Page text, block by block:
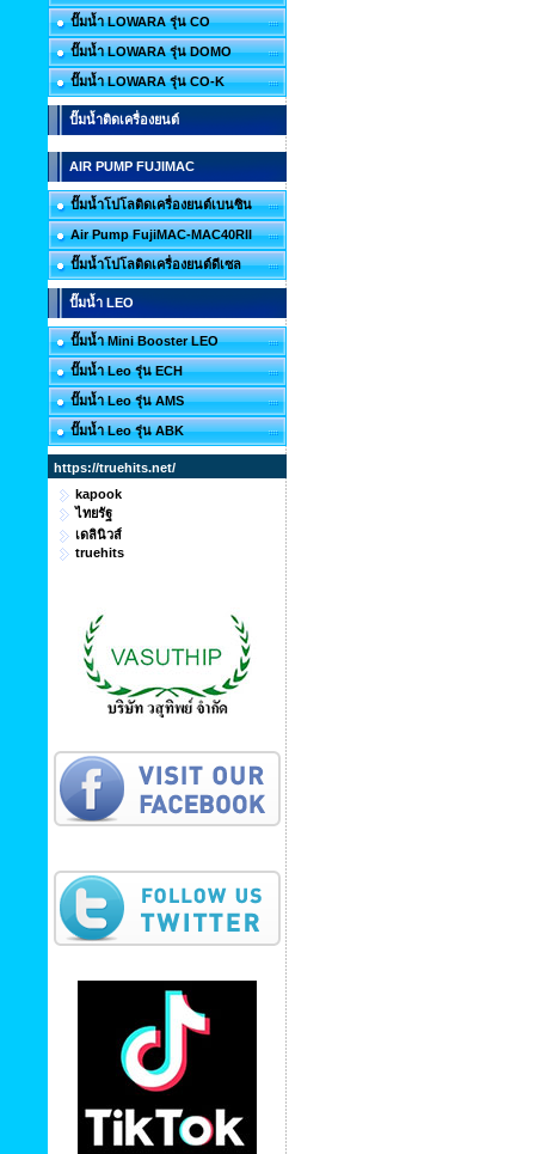
ปั๊มน้ำ LOWARA รุ่น CO
ปั๊มน้ำ LOWARA รุ่น DOMO
ปั๊มน้ำ LOWARA รุ่น CO-K
ปั๊มน้ำติดเครื่องยนต์
AIR PUMP FUJIMAC
ปั๊มน้ำโปโลติดเครื่องยนต์เบนซิน
Air Pump FujiMAC-MAC40RII
ปั๊มน้ำโปโลติดเครื่องยนต์ดีเซล
ปั๊มน้ำ LEO
ปั๊มน้ำ Mini Booster LEO
ปั๊มน้ำ Leo รุ่น ECH
ปั๊มน้ำ Leo รุ่น AMS
ปั๊มน้ำ Leo รุ่น ABK
https://truehits.net/
kapook
ไทยรัฐ
เดลินิวส์
truehits